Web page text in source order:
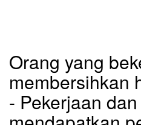
Orang yang
membersihkan
- Pekerjaan